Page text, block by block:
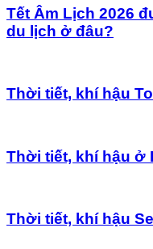
Tết Âm Lịch 2026
du lịch ở đâu?
Thời tiết, khí hậu
Thời tiết, khí hậu ở
Thời tiết, khí hậu